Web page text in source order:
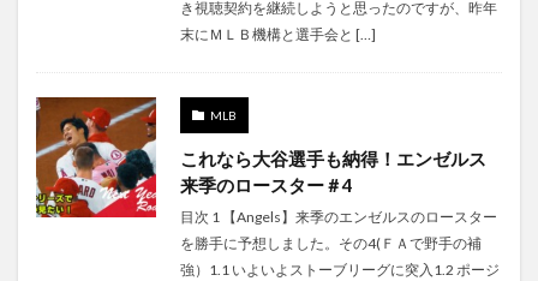
き視聴契約を継続しようと思ったのですが、昨年
末にＭＬＢ機構と選手会と […]
MLB
これなら大谷選手も納得！エンゼルス
来季のロースター＃4
目次 1 【Angels】来季のエンゼルスのロースター
を勝手に予想しました。その4(ＦＡで野手の補
強）1.1 いよいよストーブリーグに突入1.2 ポージ